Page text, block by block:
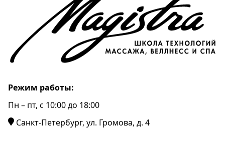
Режим работы:
Пн – пт, c 10:00 до 18:00
Санкт-Петербург, ул. Громова, д. 4